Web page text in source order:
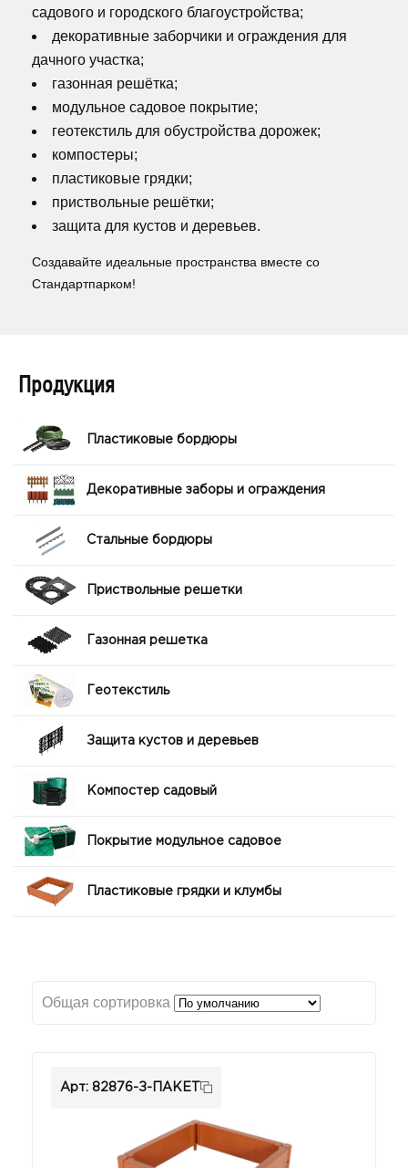
садового и городского благоустройства;
декоративные заборчики и ограждения для
дачного участка;
газонная решётка;
модульное садовое покрытие;
геотекстиль для обустройства дорожек;
компостеры;
пластиковые грядки;
приствольные решётки;
защита для кустов и деревьев.
Создавайте идеальные пространства вместе со
Стандартпарком!
Продукция
Пластиковые бордюры
Декоративные заборы и ограждения
Стальные бордюры
Приствольные решетки
Газонная решетка
Геотекстиль
Защита кустов и деревьев
Компостер садовый
Покрытие модульное садовое
Пластиковые грядки и клумбы
Общая сортировка
Арт: 82876-З-ПАКЕТ